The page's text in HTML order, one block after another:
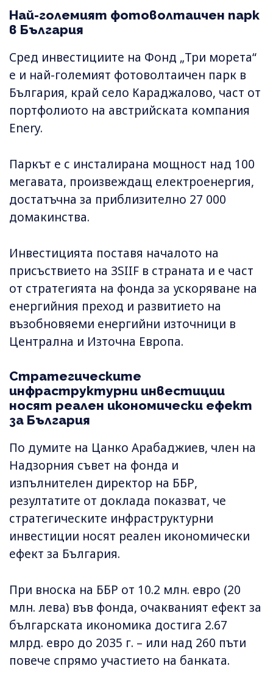
Най-големият фотоволтаичен парк
в България
Сред инвестициите на Фонд „Три морета“
е и най-големият фотоволтаичен парк в
България, край село Караджалово, част от
портфолиото на австрийската компания
Enery.
Паркът е с инсталирана мощност над 100
мегавата, произвеждащ електроенергия,
достатъчна за приблизително 27 000
домакинства.
Инвестицията поставя началото на
присъствието на 3SIIF в страната и е част
от стратегията на фонда за ускоряване на
енергийния преход и развитието на
възобновяеми енергийни източници в
Централна и Източна Европа.
Стратегическите
инфраструктурни инвестиции
носят реален икономически ефект
за България
По думите на Цанко Арабаджиев, член на
Надзорния съвет на фонда и
изпълнителен директор на ББР,
резултатите от доклада показват, че
стратегическите инфраструктурни
инвестиции носят реален икономически
ефект за България.
При вноска на ББР от 10.2 млн. евро (20
млн. лева) във фонда, очакваният ефект за
българската икономика достига 2.67
млрд. евро до 2035 г. – или над 260 пъти
повече спрямо участието на банката.